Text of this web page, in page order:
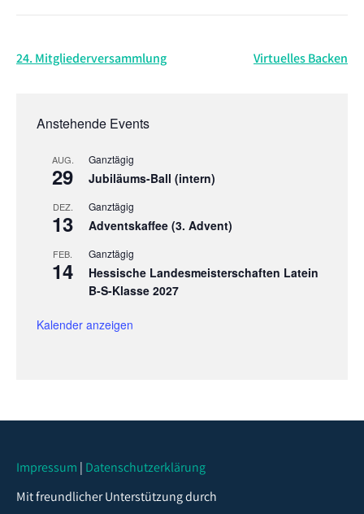
Beitragsnavigation
24. Mitgliederversammlung Virtuelles Backen
Anstehende Events
AUG.
29
Ganztägig
Jubiläums-Ball (intern)
DEZ.
13
Ganztägig
Adventskaffee (3. Advent)
FEB.
14
Ganztägig
Hessische Landesmeisterschaften Latein
B-S-Klasse 2027
Kalender anzeigen
Impressum | Datenschutzerklärung
Mit freundlicher Unterstützung durch